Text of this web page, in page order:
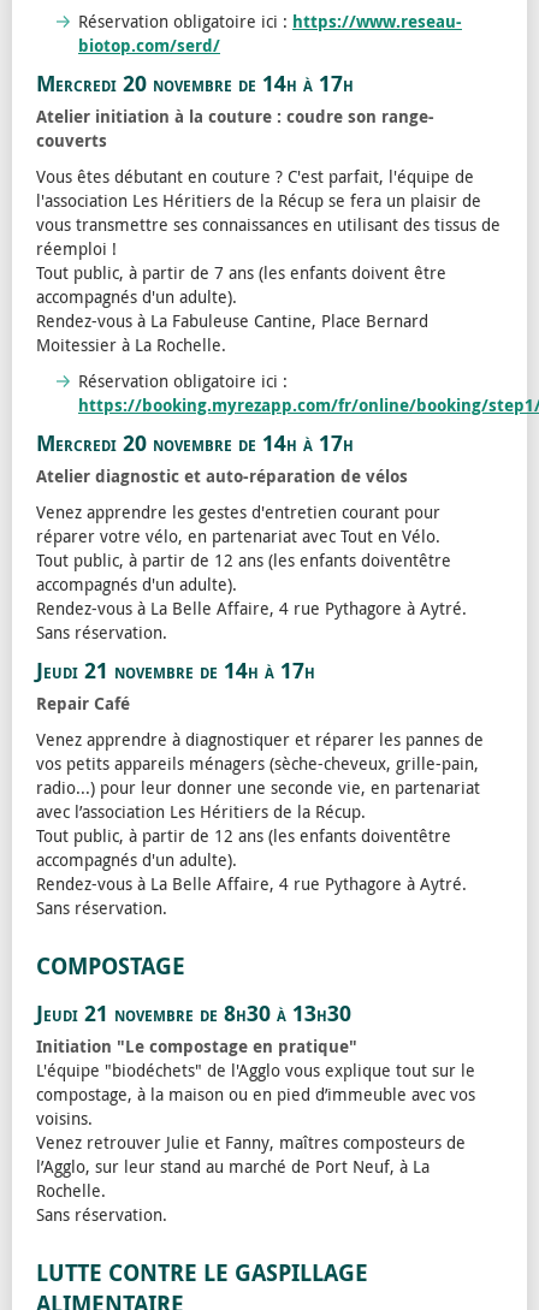
Réservation obligatoire ici : https://www.reseau-
biotop.com/serd/
Mercredi 20 novembre de 14h à 17h
Atelier initiation à la couture : coudre son range-
couverts
Vous êtes débutant en couture ? C'est parfait, l'équipe de
l'association Les Héritiers de la Récup se fera un plaisir de
vous transmettre ses connaissances en utilisant des tissus de
réemploi !
Tout public, à partir de 7 ans (les enfants doivent être
accompagnés d'un adulte).
Rendez-vous à La Fabuleuse Cantine, Place Bernard
Moitessier à La Rochelle.
Réservation obligatoire ici :
https://booking.myrezapp.com/fr/online/booking/
Mercredi 20 novembre de 14h à 17h
Atelier diagnostic et auto-réparation de vélos
Venez apprendre les gestes d'entretien courant pour
réparer votre vélo, en partenariat avec Tout en Vélo.
Tout public, à partir de 12 ans (les enfants doiventêtre
accompagnés d'un adulte).
Rendez-vous à La Belle Affaire, 4 rue Pythagore à Aytré.
Sans réservation.
Jeudi 21 novembre de 14h à 17h
Repair Café
Venez apprendre à diagnostiquer et réparer les pannes de
vos petits appareils ménagers (sèche-cheveux, grille-pain,
radio...) pour leur donner une seconde vie, en partenariat
avec l’association Les Héritiers de la Récup.
Tout public, à partir de 12 ans (les enfants doiventêtre
accompagnés d'un adulte).
Rendez-vous à La Belle Affaire, 4 rue Pythagore à Aytré.
Sans réservation.
COMPOSTAGE
Jeudi 21 novembre de 8h30 à 13h30
Initiation "Le compostage en pratique"
L'équipe "biodéchets" de l'Agglo vous explique tout sur le
compostage, à la maison ou en pied d’immeuble avec vos
voisins.
Venez retrouver Julie et Fanny, maîtres composteurs de
l’Agglo, sur leur stand au marché de Port Neuf, à La
Rochelle.
Sans réservation.
LUTTE CONTRE LE GASPILLAGE
ALIMENTAIRE